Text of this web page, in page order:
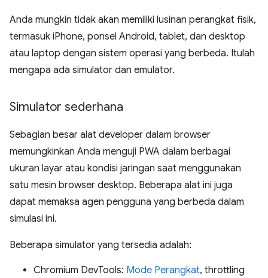
Anda mungkin tidak akan memiliki lusinan perangkat fisik,
termasuk iPhone, ponsel Android, tablet, dan desktop
atau laptop dengan sistem operasi yang berbeda. Itulah
mengapa ada simulator dan emulator.
Simulator sederhana
Sebagian besar alat developer dalam browser
memungkinkan Anda menguji PWA dalam berbagai
ukuran layar atau kondisi jaringan saat menggunakan
satu mesin browser desktop. Beberapa alat ini juga
dapat memaksa agen pengguna yang berbeda dalam
simulasi ini.
Beberapa simulator yang tersedia adalah:
Chromium DevTools: Mode Perangkat, throttling